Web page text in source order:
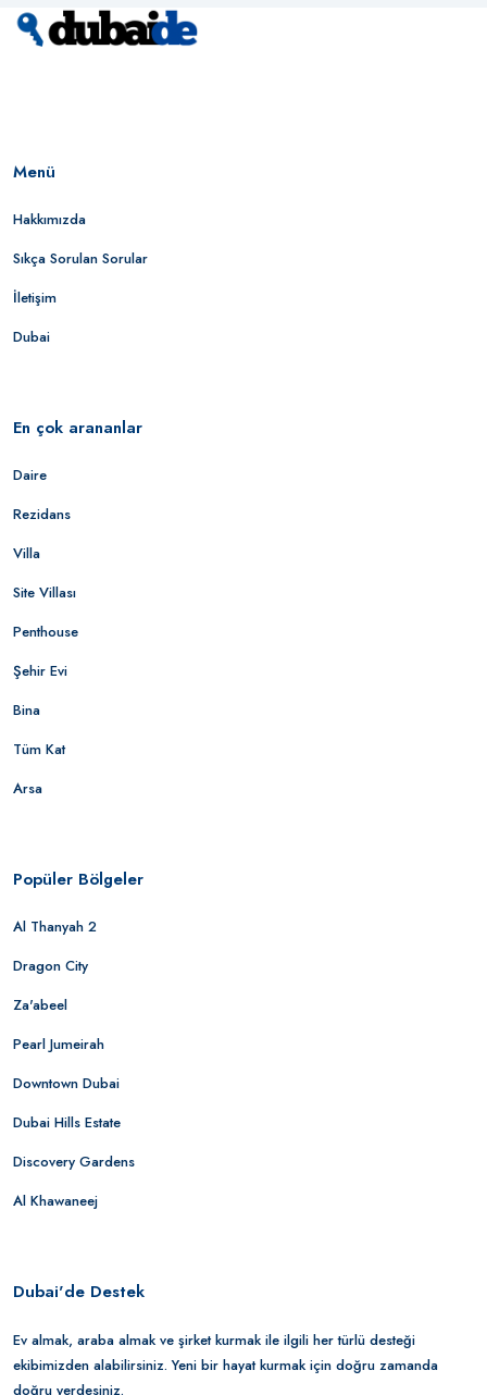
Menü
Hakkımızda
Sıkça Sorulan Sorular
İletişim
Dubai
En çok arananlar
Daire
Rezidans
Villa
Site Villası
Penthouse
Şehir Evi
Bina
Tüm Kat
Arsa
Popüler Bölgeler
Al Thanyah 2
Dragon City
Za'abeel
Pearl Jumeirah
Downtown Dubai
Dubai Hills Estate
Discovery Gardens
Al Khawaneej
Dubai'de Destek
Ev almak, araba almak ve şirket kurmak ile ilgili her türlü desteği
ekibimizden alabilirsiniz. Yeni bir hayat kurmak için doğru zamanda
doğru yerdesiniz.